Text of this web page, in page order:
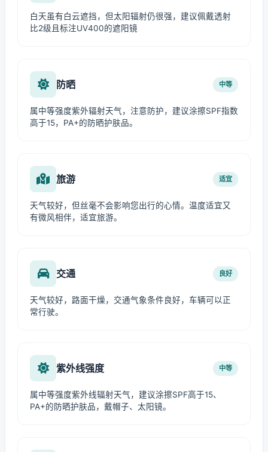
白天虽有白云遮挡，但太阳辐射仍很强，建议佩戴透射
比2级且标注UV400的遮阳镜
防晒 中等
属中等强度紫外辐射天气，注意防护，建议涂擦SPF指数
高于15，PA+的防晒护肤品。
旅游 适宜
天气较好，但丝毫不会影响您出行的心情。温度适宜又
有微风相伴，适宜旅游。
交通 良好
天气较好，路面干燥，交通气象条件良好，车辆可以正
常行驶。
紫外线强度 中等
属中等强度紫外线辐射天气，建议涂擦SPF高于15、
PA+的防晒护肤品，戴帽子、太阳镜。